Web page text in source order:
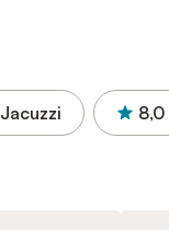
Jacuzzi 8,0